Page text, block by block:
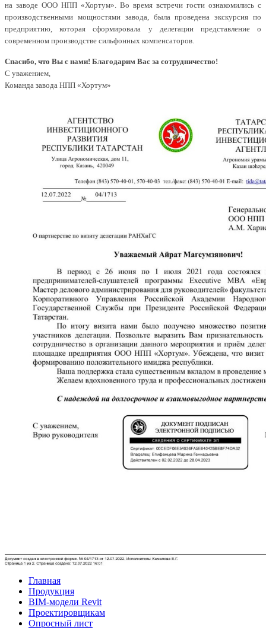
на заводе ООО НПП «Хортум». Во время встречи гости ознакомились с
производственными мощностями завода, была проведена экскурсия по
предприятию, которая сформировала у делегации представление о
современном производстве сильфонных компенсаторов.
Спасибо, что Вы с нами! Благодарим Вас за сотрудничество!
С уважением,
Команда завода НПП «Хортум»
Главная
Продукция
BIM-модели Revit
Проектировщикам
Опросный лист